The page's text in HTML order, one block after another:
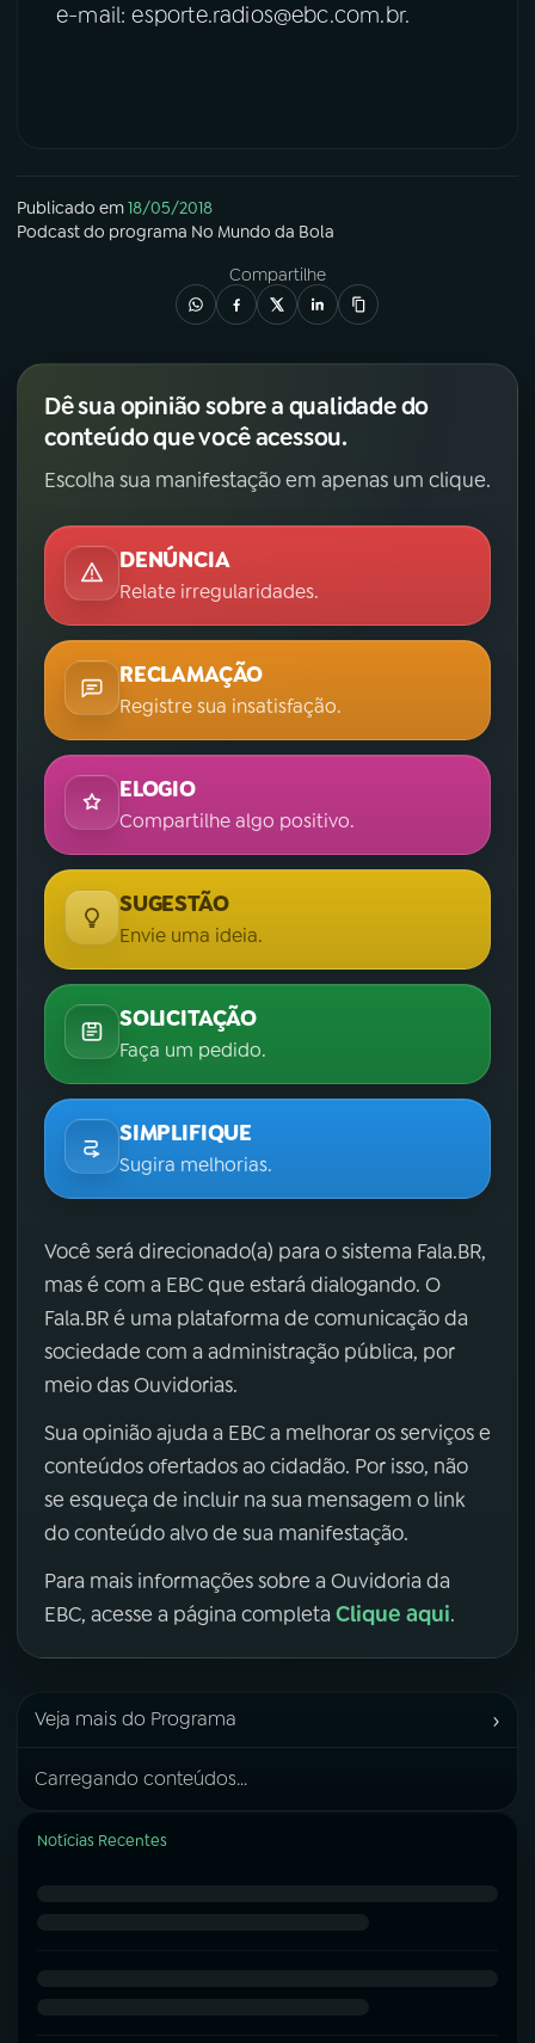
e-mail: esporte.radios@ebc.com.br.
Publicado em18/05/2018
Podcastdo programa No Mundo da Bola
Compartilhe
Dê sua opinião sobre a qualidade do
conteúdo que você acessou.
Escolha sua manifestação em apenas um clique.
DENÚNCIA
Relate irregularidades.
RECLAMAÇÃO
Registre sua insatisfação.
ELOGIO
Compartilhe algo positivo.
SUGESTÃO
Envie uma ideia.
SOLICITAÇÃO
Faça um pedido.
SIMPLIFIQUE
Sugira melhorias.
Você será direcionado(a) para o sistema Fala.BR,
mas é com a EBC que estará dialogando. O
Fala.BR é uma plataforma de comunicação da
sociedade com a administração pública, por
meio das Ouvidorias.
Sua opinião ajuda a EBC a melhorar os serviços e
conteúdos ofertados ao cidadão. Por isso, não
se esqueça de incluir na sua mensagem o link
do conteúdo alvo de sua manifestação.
Para mais informações sobre a Ouvidoria da
EBC, acesse a página completa Clique aqui.
Veja mais do Programa ›
Carregando conteúdos...
Notícias Recentes